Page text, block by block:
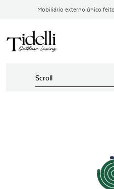
conteúdo
Mobiliário externo único